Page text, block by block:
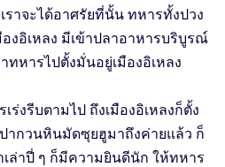
ราจะได้อาศรัยที่นั้น ทหารทั้งปวง
งอิเหลง มีเข้าปลาอาหารบริบูรณ์
หารไปตั้งมั่นอยู่เมืองอิเหลง
งรีบตามไป ถึงเมืองอิเหลงก็ตั้ง
ปากวนหินมัดซุยฮูมาถึงค่ายแล้ว ก็
เล่าปี่ ๆ ก็มีความยินดีนัก ให้ทหาร